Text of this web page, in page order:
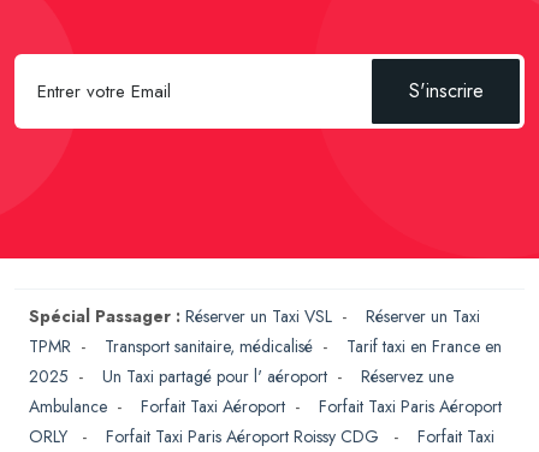
S'inscrire
Spécial Passager : Réserver un Taxi VSL - Réserver un Taxi
TPMR - Transport sanitaire, médicalisé - Tarif taxi en France en
2025 - Un Taxi partagé pour l' aéroport - Réservez une
Ambulance - Forfait Taxi Aéroport - Forfait Taxi Paris Aéroport
ORLY
- Forfait Taxi Paris Aéroport Roissy CDG - Forfait Taxi